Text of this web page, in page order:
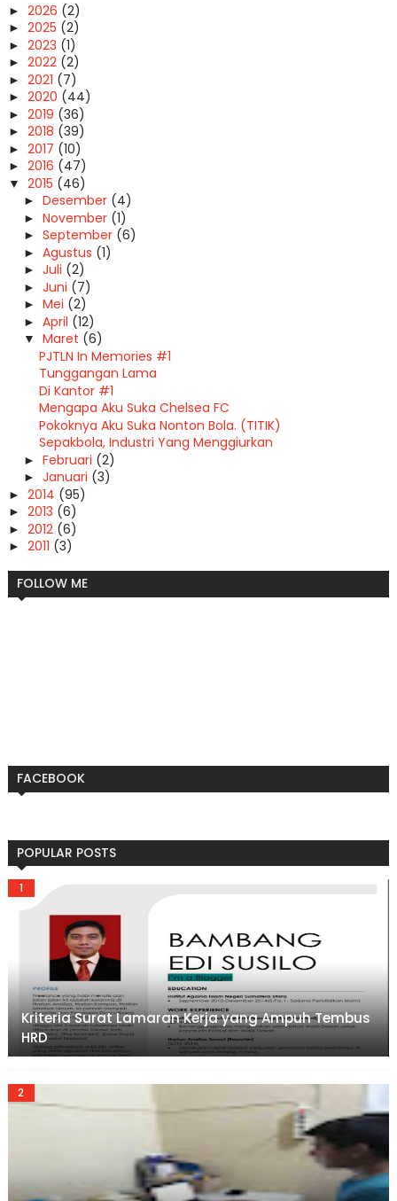
► 2026 (2)
► 2025 (2)
► 2023 (1)
► 2022 (2)
► 2021 (7)
► 2020 (44)
► 2019 (36)
► 2018 (39)
► 2017 (10)
► 2016 (47)
▼ 2015 (46)
► Desember (4)
► November (1)
► September (6)
► Agustus (1)
► Juli (2)
► Juni (7)
► Mei (2)
► April (12)
▼ Maret (6)
PJTLN In Memories #1
Tunggangan Lama
Di Kantor #1
Mengapa Aku Suka Chelsea FC
Pokoknya Aku Suka Nonton Bola. (TITIK)
Sepakbola, Industri Yang Menggiurkan
► Februari (2)
► Januari (3)
► 2014 (95)
► 2013 (6)
► 2012 (6)
► 2011 (3)
FOLLOW ME
FACEBOOK
POPULAR POSTS
Kriteria Surat Lamaran Kerja yang Ampuh Tembus
HRD